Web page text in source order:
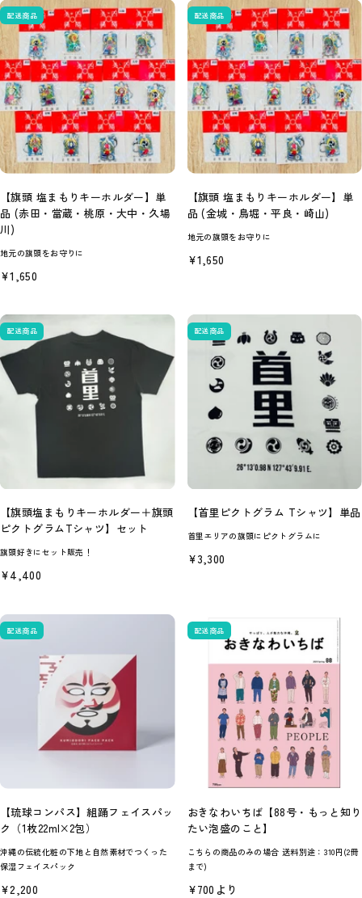
格配送商品
【旗頭 塩まもりキーホルダー】単
品 (赤田・當蔵・桃原・大中・久場
川)
地元の旗頭をお守りに
セ
価
格
¥1,650
配送商品
【旗頭 塩まもりキーホルダー】単
品 (金城・鳥堀・平良・崎山)
地元の旗頭をお守りに
セ
¥1,650
配送商品
【旗頭塩まもりキーホルダー＋旗頭
ピクトグラムTシャツ】セット
旗頭好きにセット販売！
セ
価
格
¥4,400
配送商品
【首里ピクトグラム Tシャツ】単品
首里エリアの旗頭にピクトグラムに
セ
¥3,300
配送商品
【琉球コンパス】組踊フェイスパッ
ク（1枚22ml×2包）
沖縄の伝統化粧の下地と自然素材でつくった
保湿フェイスパック
セ
¥2,200
配送商品
おきなわいちば【88号・もっと知り
たい泡盛のこと】
こちらの商品のみの場合 送料別途：310円(2冊
まで)
セ
¥700より